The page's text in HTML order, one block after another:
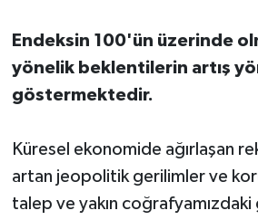
Endeksin 100'ün üzerinde
yönelik beklentilerin artış
göstermektedir.
Küresel ekonomide ağırlaşan
artan jeopolitik gerilimler ve
talep ve yakın